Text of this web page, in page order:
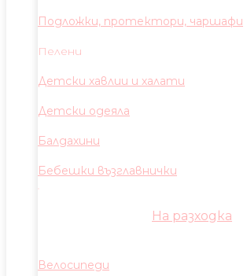
Подложки, протектори, чаршафи
Пелени
Детски хавлии и халати
Детски одеяла
Балдахини
Бебешки възглавнички
На разходка
Велосипеди